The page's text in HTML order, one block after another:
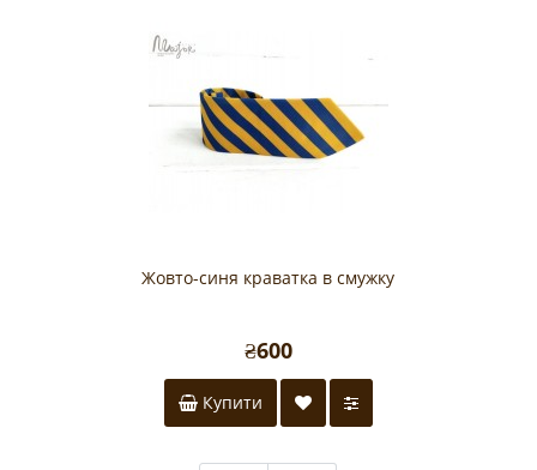
Жовто-синя краватка в смужку
₴600
Купити